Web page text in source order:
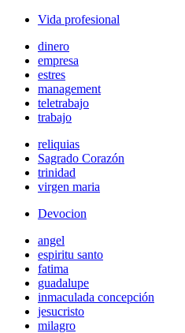
Vida profesional
dinero
empresa
estres
management
teletrabajo
trabajo
reliquias
Sagrado Corazón
trinidad
virgen maria
Devocion
angel
espiritu santo
fatima
guadalupe
inmaculada concepción
jesucristo
milagro